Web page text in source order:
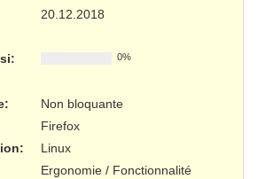
20.12.2018
0%
:
Non bloquante
Firefox
:
Linux
Ergonomie / Fonctionnalité